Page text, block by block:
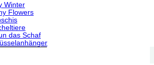
Winter
Flowers
das Schaf